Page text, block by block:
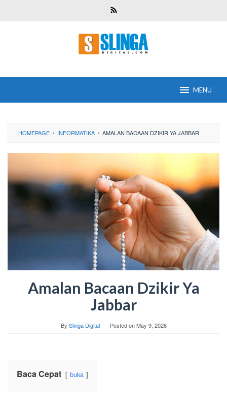
MENU
HOMEPAGE / INFORMATIKA / AMALAN BACAAN DZIKIR YA JABBAR
Amalan Bacaan Dzikir Ya
Jabbar
By Slinga Digital Posted onMay 9, 2026
Baca Cepat buka